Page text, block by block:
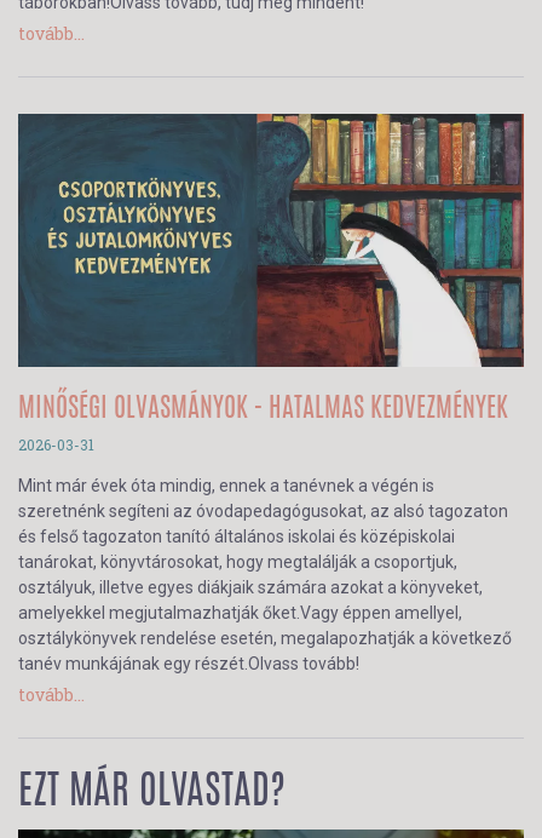
tovább...
MINŐSÉGI OLVASMÁNYOK - HATALMAS KEDVEZMÉNYEK
2026-03-31
Mint már évek óta mindig, ennek a tanévnek a végén is
szeretnénk segíteni az óvodapedagógusokat, az alsó tagozaton
és felső tagozaton tanító általános iskolai és középiskolai
tanárokat, könyvtárosokat, hogy megtalálják a csoportjuk,
osztályuk, illetve egyes diákjaik számára azokat a könyveket,
amelyekkel megjutalmazhatják őket.Vagy éppen amellyel,
osztálykönyvek rendelése esetén, megalapozhatják a következő
tanév munkájának egy részét.Olvass tovább!
tovább...
EZT MÁR OLVASTAD?